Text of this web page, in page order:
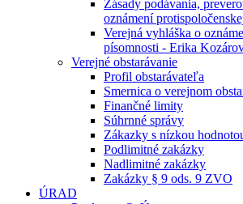
Zásady podávania,
oznámení
Verejná vyhláška o
písomnosti - Erika
Verejné obstarávanie
Profil obstarávateľa
Smernica o verejnom
Finančné limity
Súhrnné správy
Zákazky s nízkou
Podlimitné zakázky
Nadlimitné zakázky
Zakázky § 9 ods. 9 ZVO
ÚRAD